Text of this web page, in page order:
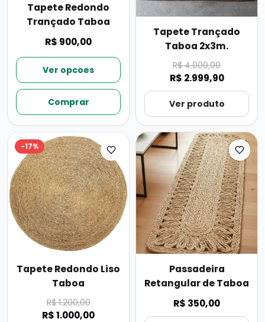
Tapete Redondo
Trançado Taboa
R$ 900,00
Ver opcoes
Comprar
Tapete Trançado
Taboa 2x3m.
R$ 4.000,00
R$ 2.999,90
Ver produto
-17%
Tapete Redondo Liso
Taboa
R$ 1.200,00
R$ 1.000,00
Passadeira
Retangular de Taboa
R$ 350,00